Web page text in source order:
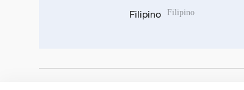
Filipino Filipino